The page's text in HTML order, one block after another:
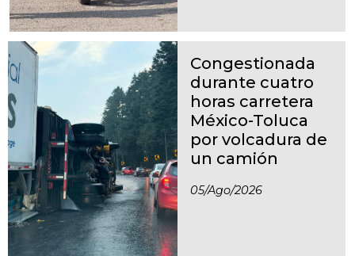
Congestionada
durante cuatro
horas carretera
México-Toluca
por volcadura de
un camión
05/ago/2026